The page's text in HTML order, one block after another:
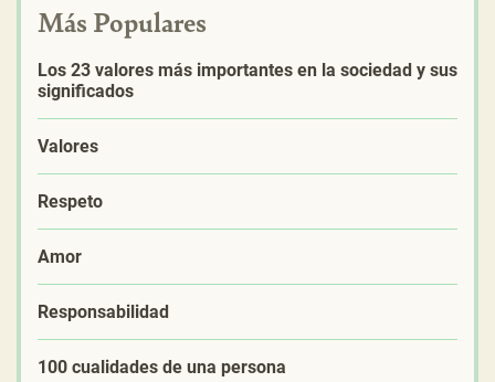
Más Populares
Los 23 valores más importantes en la sociedad y sus
significados
Valores
Respeto
Amor
Responsabilidad
100 cualidades de una persona